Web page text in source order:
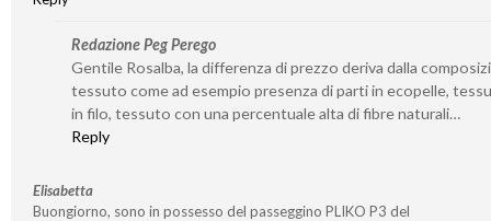
Redazione Peg Perego
Gentile Rosalba, la differenza di prezzo deriva dalla
tessuto come ad esempio presenza di parti in ecopelle,
in filo, tessuto con una percentuale alta di fibre naturali…
Reply
Elisabetta
Buongiorno, sono in possesso del passeggino PLIKO P3 del